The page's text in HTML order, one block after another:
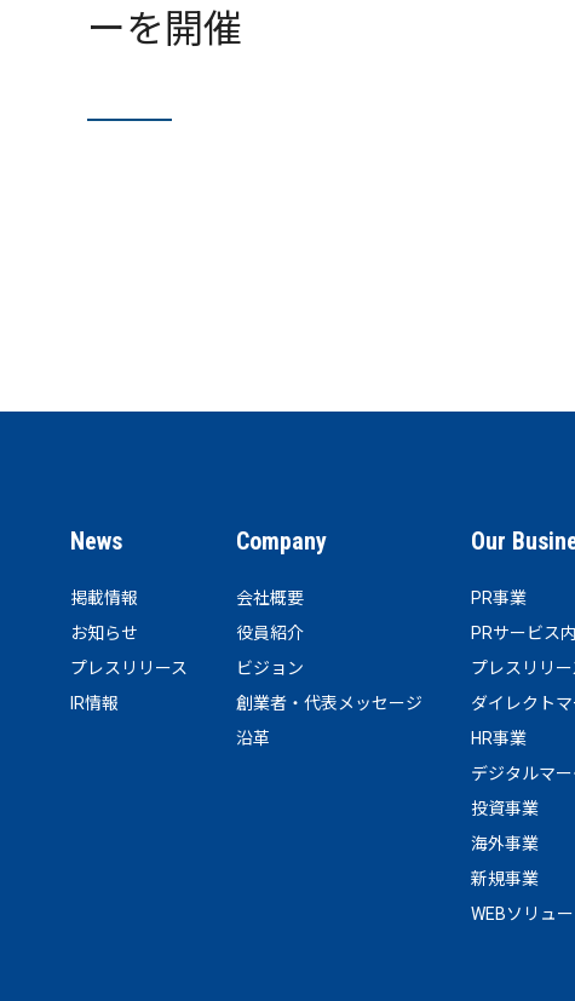
ーを開催
News
掲載情報
お知らせ
プレスリリース
IR情報
Company
会社概要
役員紹介
ビジョン
創業者・代表メッセージ
沿革
Our
PR事業
PRサービス
プレスリリ
ダイレクト
HR事業
デジタルマ
投資事業
海外事業
新規事業
WEBソリュ